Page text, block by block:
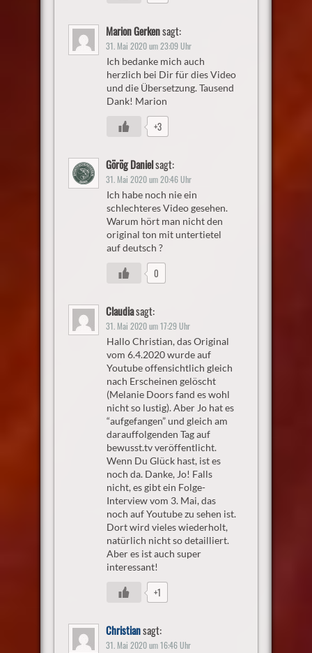
Marion Gerkensagt:
31. Mai 2020 um 23:09 Uhr
Ich bedanke mich auch
herzlich bei Dir für dies Video
und die Übersetzung. Tausend
Dank! Marion
+3
Görög Danielsagt:
31. Mai 2020 um 20:46 Uhr
Ich habe noch nie ein
schlechteres Video gesehen.
Warum hört man nicht den
original ton mit untertietel
auf deutsch ?
0
Claudiasagt:
31. Mai 2020 um 17:29 Uhr
Hallo Christian, das Original
vom 6.4.2020 wurde auf
Youtube offensichtlich gleich
nach Erscheinen gelöscht
(Melanie Doors fand es wohl
nicht so lustig). Aber Jo hat es
“aufgefangen” und gleich am
darauffolgenden Tag auf
bewusst.tv veröffentlicht.
Wenn Du Glück hast, ist es
noch da. Danke, Jo! Falls
nicht, es gibt ein Folge-
Interview vom 3. Mai, das
noch auf Youtube zu sehen ist.
Dort wird vieles wiederholt,
natürlich nicht so detailliert.
Aber es ist auch super
interessant!
+1
Christiansagt:
31. Mai 2020 um 16:46 Uhr